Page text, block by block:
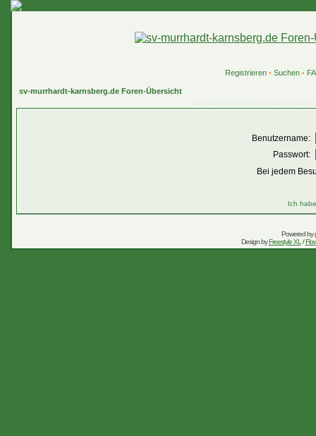
Registrieren• Suchen•
sv-murrhardt-karnsberg.de Foren-Übersicht
Benutzername:
Passwort:
Bei jedem
Ich
Powered by
Design byFreestyle XL /